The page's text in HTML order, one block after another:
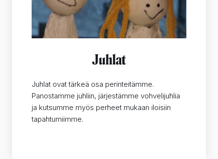
Juhlat
Juhlat ovat tärkeä osa perinteitämme.
Panostamme juhliin, järjestämme vohvelijuhlia
ja kutsumme myös perheet mukaan iloisiin
tapahtumiimme.